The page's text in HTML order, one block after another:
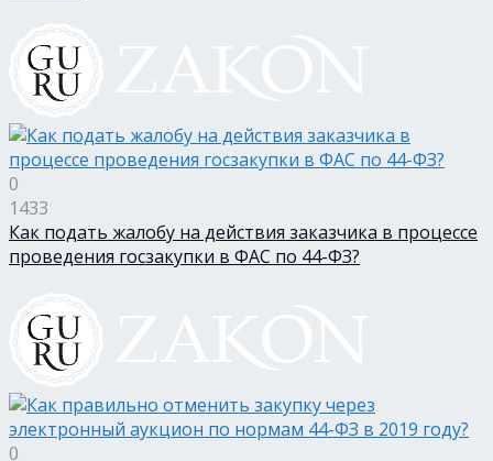
0
1433
Как подать жалобу на действия заказчика в процессе
проведения госзакупки в ФАС по 44-ФЗ?
0